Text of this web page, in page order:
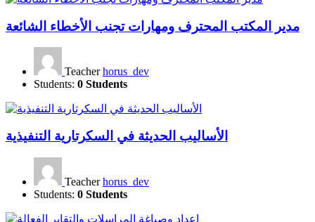
مدير المكتب المحترف ومهارات تجنب الأخطاء الشائعة
Teacher horus_dev
Students: 0 Students
الأساليب الحديثة في السكرتارية التنفيذية
Teacher horus_dev
Students: 0 Students